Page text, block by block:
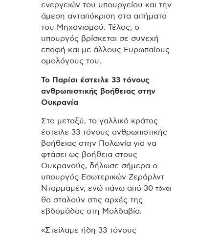
ενεργειών του υπουργείου και την
άμεση ανταπόκριση στα αιτήματα
του Μηχανισμού. Τέλος, ο
υπουργός βρίσκεται σε συνεχή
επαφή και με άλλους Ευρωπαίους
ομολόγους του.
Το Παρίσι έστειλε 33 τόνους
ανθρωπιστικής βοήθειας στην
Ουκρανία
Στο μεταξύ, το γαλλικό κράτος
έστειλε 33 τόνους ανθρωπιστικής
βοήθειας στην Πολωνία για να
φτάσει ως βοήθεια στους
Ουκρανούς, δήλωσε σήμερα ο
υπουργός Εσωτερικών Ζεράρλντ
Νταρμαμέν, ενώ πάνω από 30 τόνοι
θα σταλούν στις αρχές της
εβδομάδας στη Μολδαβία.
«Στείλαμε ήδη 33 τόνους